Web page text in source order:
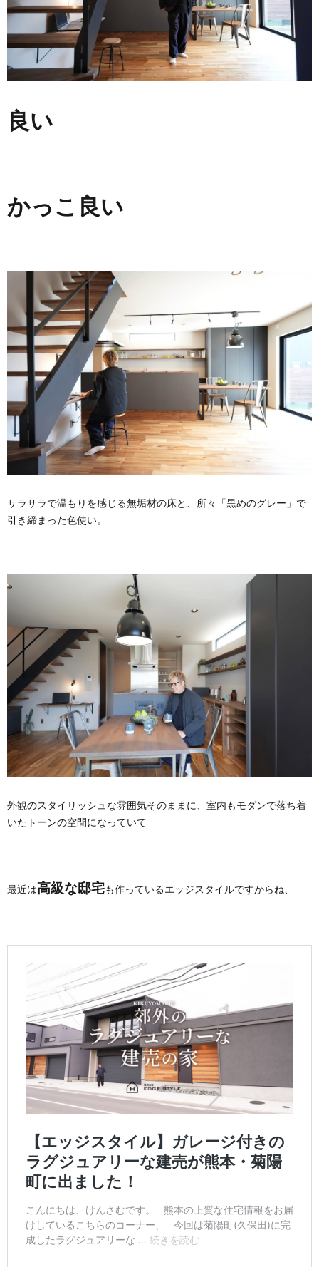
良い
かっこ良い
サラサラで温もりを感じる無垢材の床と、所々「黒めのグレー」で
引き締まった色使い。
外観のスタイリッシュな雰囲気そのままに、室内もモダンで落ち着
いたトーンの空間になっていて
最近は高級な邸宅も作っているエッジスタイルですからね、